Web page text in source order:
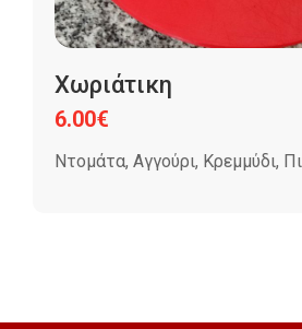
Χωριάτικη
6.00€
Ντομάτα, Αγγούρι, Κρεμμύδι,